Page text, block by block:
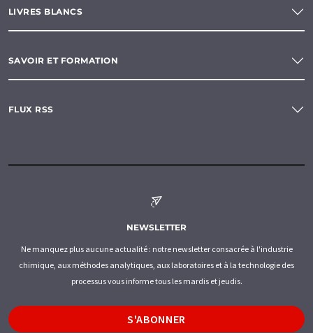
LIVRES BLANCS
SAVOIR ET FORMATION
FLUX RSS
NEWSLETTER
Ne manquez plus aucune actualité : notre newsletter consacrée à l'industrie
chimique, aux méthodes analytiques, aux laboratoires et à la technologie des
processus vous informe tous les mardis et jeudis.
S'ABONNER